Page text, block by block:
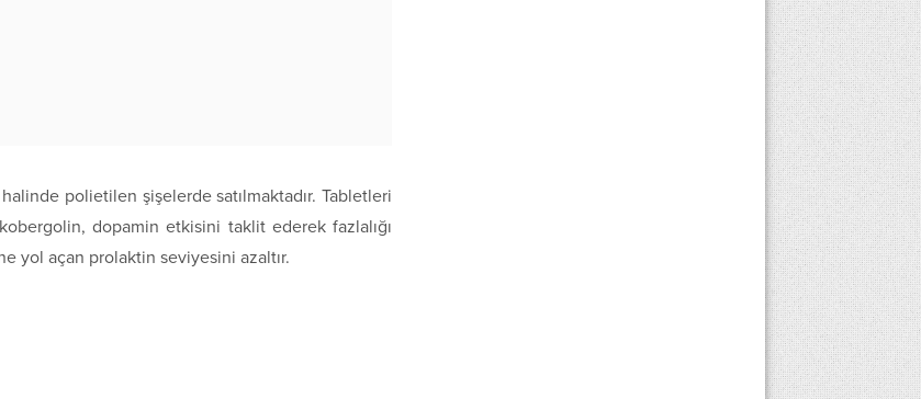
polietilen şişelerde satılmaktadır. Tabletleri
dopamin etkisini taklit ederek fazlalığı
yol açan prolaktin seviyesini azaltır.